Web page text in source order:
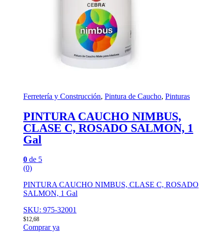
Ferretería y Construcción, Pintura de Caucho, Pinturas
PINTURA CAUCHO NIMBUS,
CLASE C, ROSADO SALMON, 1
Gal
0 de 5
(0)
PINTURA CAUCHO NIMBUS, CLASE C, ROSADO
SALMON, 1 Gal
SKU: 975-32001
$12,68
Comprar ya